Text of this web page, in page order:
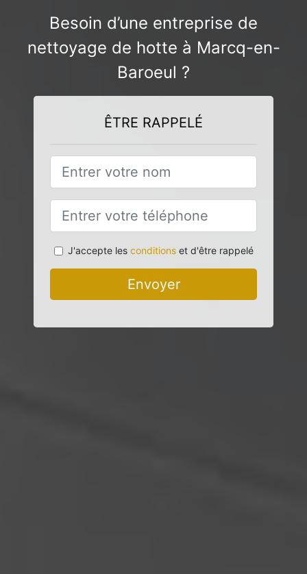
Besoin d’une entreprise de
nettoyage de hotte à Marcq-en-
Baroeul ?
ÊTRE RAPPELÉ
J'accepte les conditionset d'être rappelé
Envoyer